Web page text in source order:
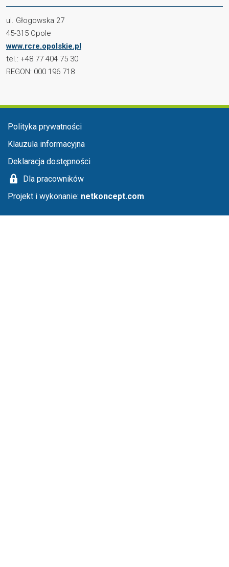
ul. Głogowska 27
45-315 Opole
www.rcre.opolskie.pl
tel.: +48 77 404 75 30
REGON: 000 196 718
Menu stopka
Polityka prywatności
Klauzula informacyjna
Deklaracja dostępności
Dla pracowników
Projekt i wykonanie: netkoncept.com